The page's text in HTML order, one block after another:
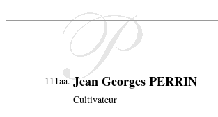
111aa. Jean Georges PERRIN
Cultivateur